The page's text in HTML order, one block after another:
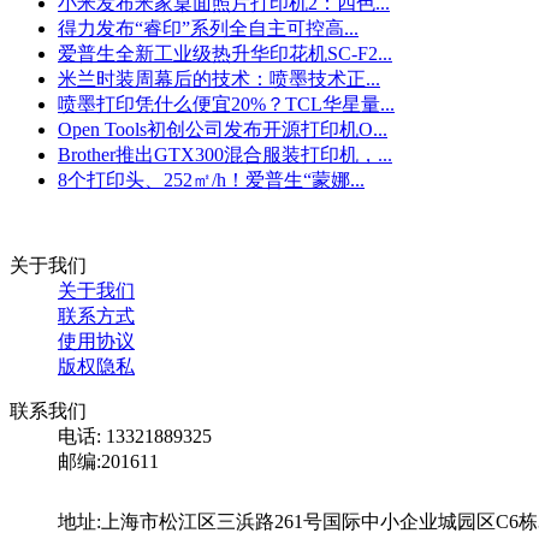
得力发布“睿印”系列全自主可控高...
爱普生全新工业级热升华印花机SC-F2...
米兰时装周幕后的技术：喷墨技术正...
喷墨打印凭什么便宜20%？TCL华星量...
Open Tools初创公司发布开源打印机O...
Brother推出GTX300混合服装打印机，...
8个打印头、252㎡/h！爱普生“蒙娜...
关于我们
关于我们
联系方式
使用协议
版权隐私
联系我们
电话: 13321889325
邮编:201611
地址:上海市松江区三浜路261号国际中小企业城园区C6